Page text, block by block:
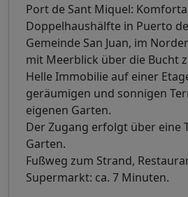
Port de Sant Miquel:
Doppelhaushälfte in Puerto
Gemeinde San Juan, im
mit Meerblick über die Bucht
Helle Immobilie auf einer
geräumigen und sonnigen
eigenen Garten.
Der Zugang erfolgt über eine
Garten.
Fußweg zum Strand,
Supermarkt: ca. 7 Minuten.